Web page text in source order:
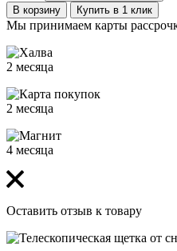
В корзину
Купить в 1 клик
Мы принимаем карты
2 месяца
2 месяца
4 месяца
Оставить отзыв к товару